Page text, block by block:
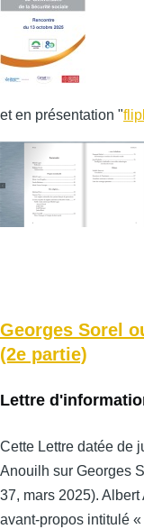
et en présentation "
Georges Sorel
(2e partie)
Lettre
Cette Lettre datée de
Anouilh sur Georges
37, mars 2025).
avant-propos intitulé